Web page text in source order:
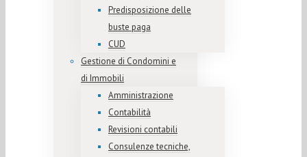
Predisposizione delle
buste paga
CUD
Gestione di Condomini e
di Immobili
Amministrazione
Contabilità
Revisioni contabili
Consulenze tecniche,